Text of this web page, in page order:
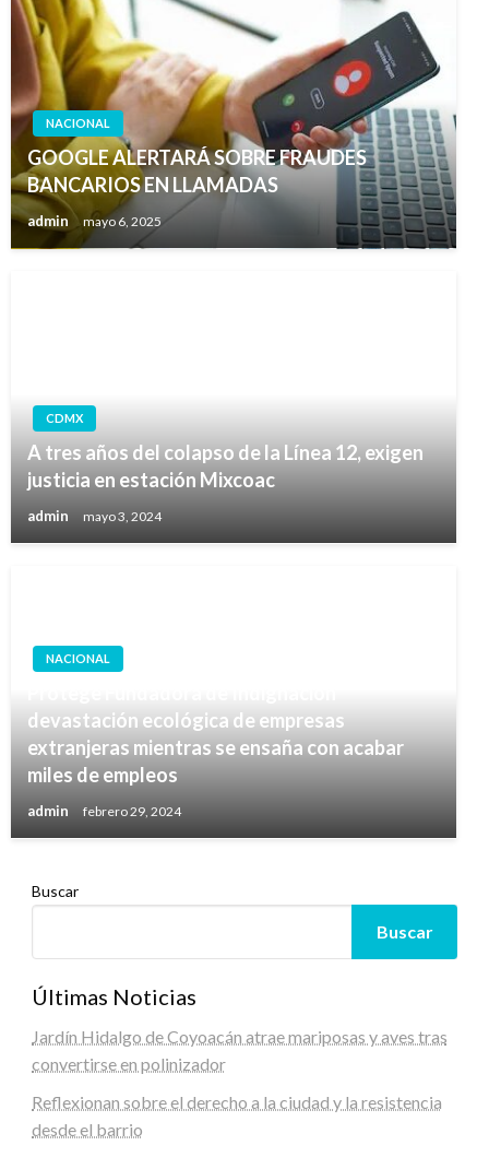
NACIONAL
GOOGLE ALERTARÁ SOBRE FRAUDES
BANCARIOS EN LLAMADAS
admin mayo 6, 2025
CDMX
A tres años del colapso de la Línea 12, exigen
justicia en estación Mixcoac
admin mayo 3, 2024
NACIONAL
devastación ecológica de empresas
extranjeras mientras se ensaña con acabar
miles de empleos
admin febrero 29, 2024
Buscar
Buscar
Últimas Noticias
Jardín Hidalgo de Coyoacán atrae mariposas y aves tras
convertirse en polinizador
Reflexionan sobre el derecho a la ciudad y la resistencia
desde el barrio